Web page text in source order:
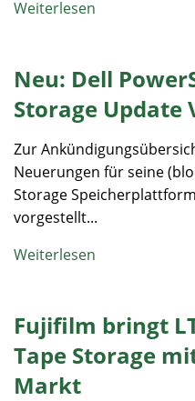
Weiterlesen
Neu: Dell
Storage Update
Zur
Neuerungen für seine
Storage
vorgestellt...
Weiterlesen
Fujifilm bringt
Tape Storage
Markt